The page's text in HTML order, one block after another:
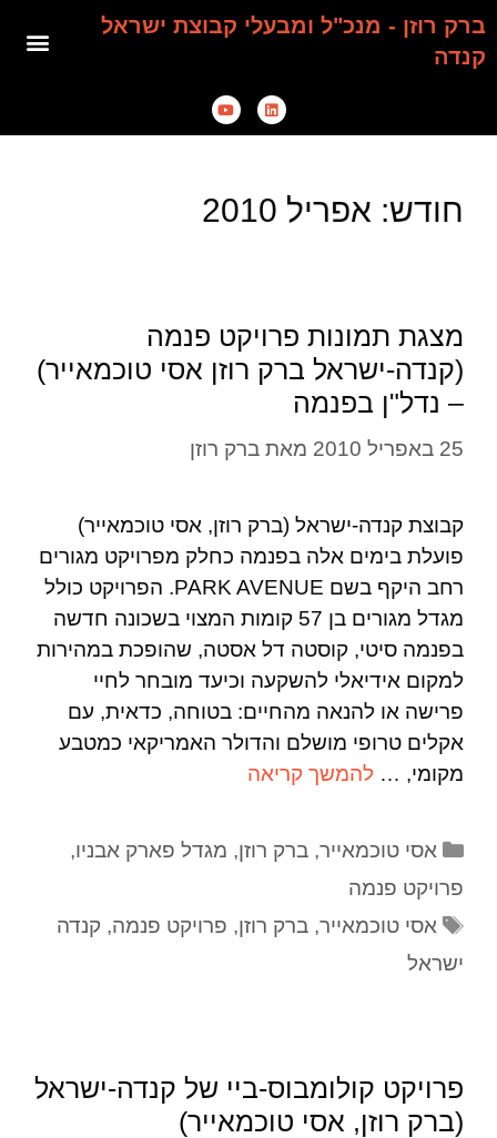
ברק רוזן - מנכ"ל ומבעלי קבוצת ישראל
קנדה
חודש: אפריל 2010
מצגת תמונות פרויקט פנמה
(קנדה-ישראל ברק רוזן אסי טוכמאייר)
– נדל"ן בפנמה
25 באפריל 2010 מאת ברק רוזן
קבוצת קנדה-ישראל (ברק רוזן, אסי טוכמאייר)
פועלת בימים אלה בפנמה כחלק מפרויקט מגורים
רחב היקף בשם PARK AVENUE. הפרויקט כולל
מגדל מגורים בן 57 קומות המצוי בשכונה חדשה
בפנמה סיטי, קוסטה דל אסטה, שהופכת במהירות
למקום אידיאלי להשקעה וכיעד מובחר לחיי
פרישה או להנאה מהחיים: בטוחה, כדאית, עם
אקלים טרופי מושלם והדולר האמריקאי כמטבע
מקומי, … להמשך קריאה
אסי טוכמאייר,ברק רוזן, מגדל פארק אבניו,
פרויקט פנמה
אסי טוכמאייר,ברק רוזן, פרויקט פנמה,קנדה
ישראל
פרויקט קולומבוס-ביי של קנדה-ישראל
(ברק רוזן, אסי טוכמאייר)